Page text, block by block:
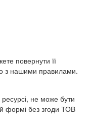
повернути її
з нашими правилами.
не може бути
формі без згоди ТОВ